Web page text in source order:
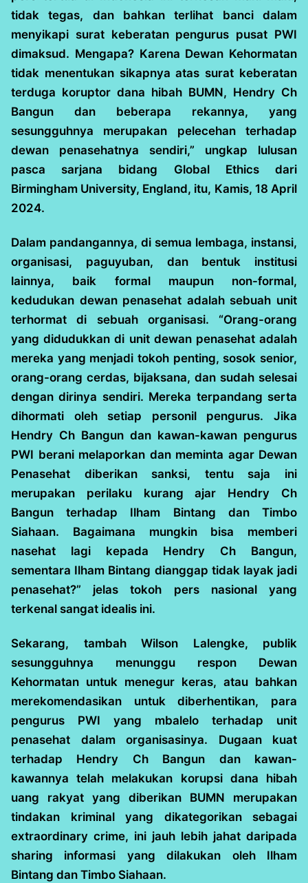
tidak tegas, dan bahkan terlihat banci dalam
menyikapi surat keberatan pengurus pusat PWI
dimaksud. Mengapa? Karena Dewan Kehormatan
tidak menentukan sikapnya atas surat keberatan
terduga koruptor dana hibah BUMN, Hendry Ch
Bangun dan beberapa rekannya, yang
sesungguhnya merupakan pelecehan terhadap
dewan penasehatnya sendiri,” ungkap lulusan
pasca sarjana bidang Global Ethics dari
Birmingham University, England, itu, Kamis, 18 April
2024.
Dalam pandangannya, di semua lembaga, instansi,
organisasi, paguyuban, dan bentuk institusi
lainnya, baik formal maupun non-formal,
kedudukan dewan penasehat adalah sebuah unit
terhormat di sebuah organisasi. “Orang-orang
yang didudukkan di unit dewan penasehat adalah
mereka yang menjadi tokoh penting, sosok senior,
orang-orang cerdas, bijaksana, dan sudah selesai
dengan dirinya sendiri. Mereka terpandang serta
dihormati oleh setiap personil pengurus. Jika
Hendry Ch Bangun dan kawan-kawan pengurus
PWI berani melaporkan dan meminta agar Dewan
Penasehat diberikan sanksi, tentu saja ini
merupakan perilaku kurang ajar Hendry Ch
Bangun terhadap Ilham Bintang dan Timbo
Siahaan. Bagaimana mungkin bisa memberi
nasehat lagi kepada Hendry Ch Bangun,
sementara Ilham Bintang dianggap tidak layak jadi
penasehat?” jelas tokoh pers nasional yang
terkenal sangat idealis ini.
Sekarang, tambah Wilson Lalengke, publik
sesungguhnya menunggu respon Dewan
Kehormatan untuk menegur keras, atau bahkan
merekomendasikan untuk diberhentikan, para
pengurus PWI yang mbalelo terhadap unit
penasehat dalam organisasinya. Dugaan kuat
terhadap Hendry Ch Bangun dan kawan-
kawannya telah melakukan korupsi dana hibah
uang rakyat yang diberikan BUMN merupakan
tindakan kriminal yang dikategorikan sebagai
extraordinary crime, ini jauh lebih jahat daripada
sharing informasi yang dilakukan oleh Ilham
Bintang dan Timbo Siahaan.